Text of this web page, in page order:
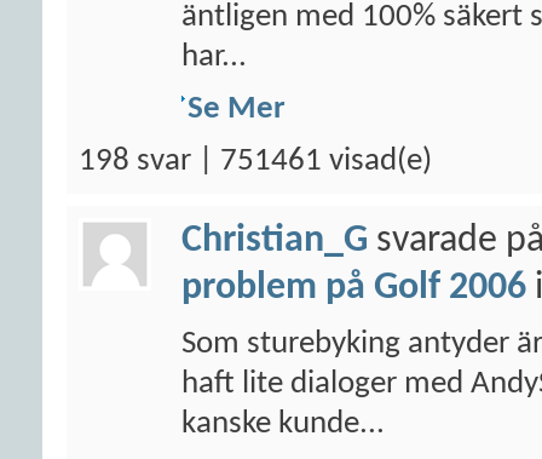
äntligen med 100% säkert
har...
Se Mer
198 svar | 751461 visad(e)
Christian_G svarade
problem på Golf 2006
Som sturebyking antyder
haft lite dialoger med
kanske kunde...